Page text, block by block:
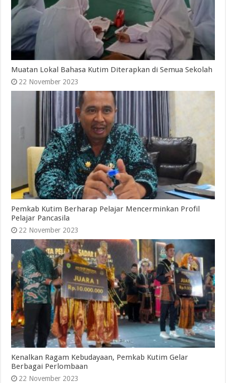
Muatan Lokal Bahasa Kutim Diterapkan di Semua Sekolah
22 November 2023
Pemkab Kutim Berharap Pelajar Mencerminkan Profil
Pelajar Pancasila
22 November 2023
Kenalkan Ragam Kebudayaan, Pemkab Kutim Gelar
Berbagai Perlombaan
22 November 2023